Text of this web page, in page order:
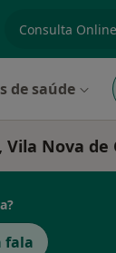
de saúde
Nova de
fala